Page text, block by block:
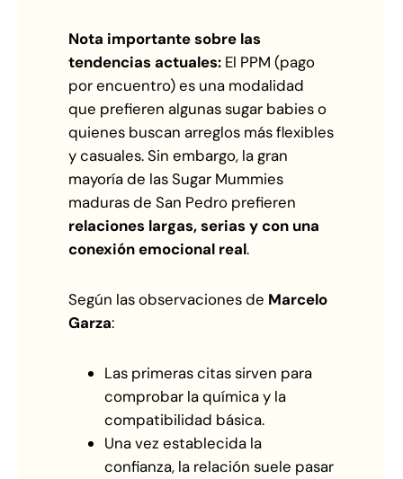
Nota importante sobre las
tendencias actuales:El PPM (pago
por encuentro) es una modalidad
que prefieren algunas sugar babies o
quienes buscan arreglos más flexibles
y casuales. Sin embargo, la gran
mayoría de las Sugar Mummies
maduras de San Pedro prefieren
relaciones largas, serias y con una
conexión emocional real.
Según las observaciones de Marcelo
Garza:
Las primeras citas sirven para
comprobar la química y la
compatibilidad básica.
Una vez establecida la
confianza, la relación suele pasar